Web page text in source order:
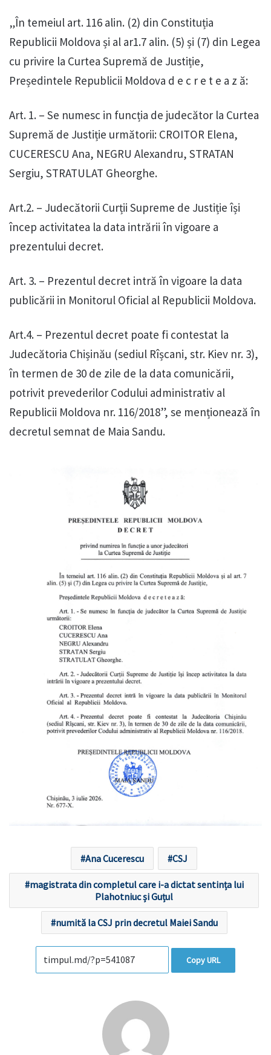
„În temeiul art. 116 alin. (2) din Constituția
Republicii Moldova și al ar1.7 alin. (5) și (7) din Legea
cu privire la Curtea Supremă de Justiție,
Președintele Republicii Moldova d e c r e t e a z ă:
Art. 1. – Se numesc in funcția de judecător la Curtea
Supremă de Justiție următorii: CROITOR Elena,
CUCERESCU Ana, NEGRU Alexandru, STRATAN
Sergiu, STRATULAT Gheorghe.
Art.2. – Judecătorii Curții Supreme de Justiție își
încep activitatea la data intrării în vigoare a
prezentului decret.
Art. 3. – Prezentul decret intră în vigoare la data
publicării in Monitorul Oficial al Republicii Moldova.
Art.4. – Prezentul decret poate fi contestat la
Judecătoria Chișinău (sediul Rîșcani, str. Kiev nr. 3),
în termen de 30 de zile de la data comunicării,
potrivit prevederilor Codului administrativ al
Republicii Moldova nr. 116/2018”, se menționează în
decretul semnat de Maia Sandu.
Ana Cucerescu CSJ
magistrata din completul care i-a dictat sentința lui
Plahotniuc și Guțul
numită la CSJ prin decretul Maiei Sandu
Copy URL